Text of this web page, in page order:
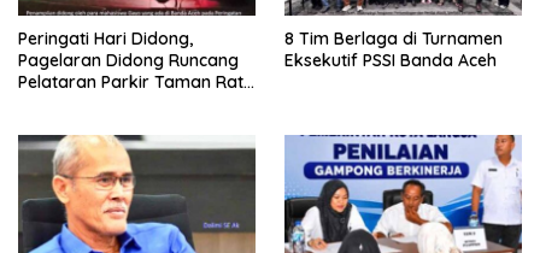
Peringati Hari Didong,
Pagelaran Didong Runcang
Pelataran Parkir Taman Ratu
8 Tim Berlaga di Turnamen
Eksekutif PSSI Banda Aceh